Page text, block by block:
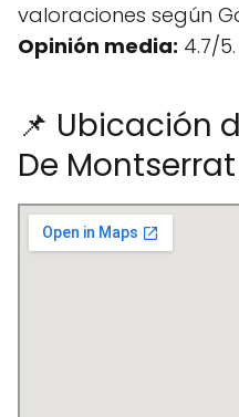
valoraciones según
Opinión media: 4.7/5.
📌 Ubicación
De Montserrat